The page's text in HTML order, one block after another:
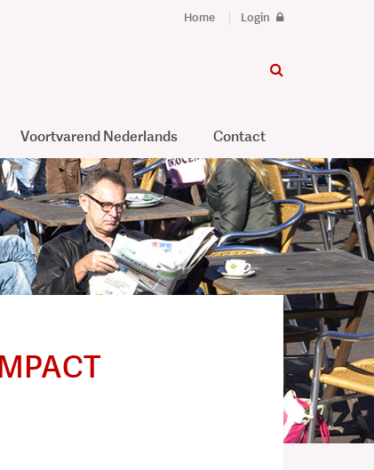
Home Login
Voortvarend Nederlands Contact